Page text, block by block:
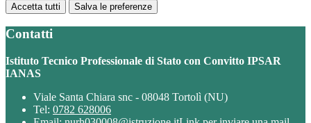
Accetta tutti Salva le preferenze
Contatti
Istituto Tecnico Professionale di Stato con Convitto IPSAR
IANAS
Viale Santa Chiara snc - 08048 Tortolì (NU)
Tel: 0782 628006